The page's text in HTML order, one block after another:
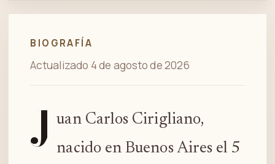
BIOGRAFÍA
Actualizado 4 de agosto de 2026
J uan Carlos Cirigliano,
nacido en Buenos Aires el 5